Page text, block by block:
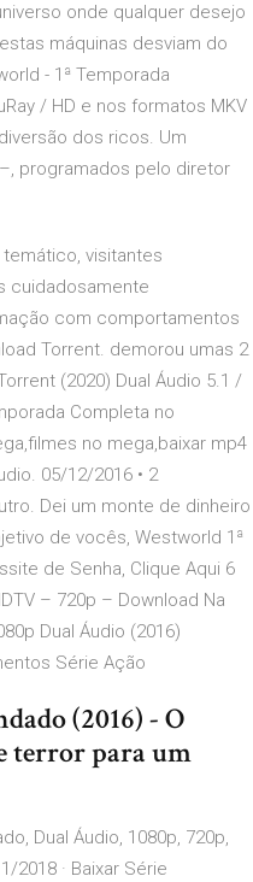
onde qualquer desejo
máquinas desviam do
- 1ª Temporada
/ HD e nos formatos MKV
dos ricos. Um
programados pelo diretor
visitantes
cuidadosamente
com comportamentos
Torrent. demorou umas 2
(2020) Dual Áudio 5.1 /
Completa no
no mega,baixar mp4
05/12/2016 • 2
Dei um monte de dinheiro
de vocês, Westworld 1ª
de Senha, Clique Aqui 6
– 720p – Download Na
Dual Áudio (2016)
Série Ação
(2016) - O
terror para um
Dual Áudio, 1080p, 720p,
2018 · Baixar Série